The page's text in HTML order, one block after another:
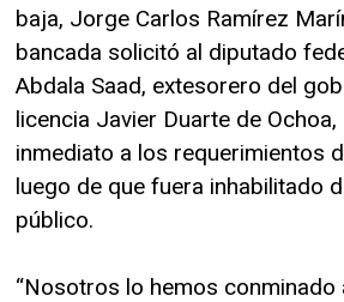
baja, Jorge Carlos Ramírez
bancada solicitó al diputado
Abdala Saad, extesorero del
licencia Javier Duarte de
inmediato a los requerimientos
luego de que fuera inhabilitado
público.
“Nosotros lo hemos conminado